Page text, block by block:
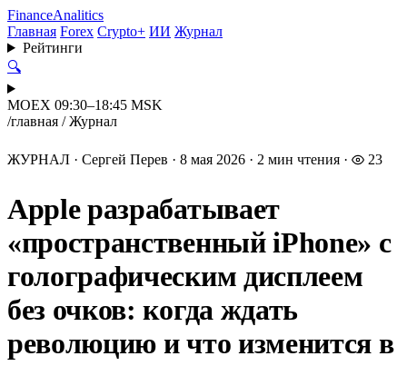
FinanceAnalitics
Главная Forex Crypto+ ИИ Журнал
Рейтинги
🔍
MOEX 09:30–18:45 MSK
/главная / Журнал
ЖУРНАЛ · Сергей Перев · 8 мая 2026 · 2 мин чтения · 23
Apple разрабатывает
«пространственный iPhone» с
голографическим дисплеем
без очков: когда ждать
революцию и что изменится в